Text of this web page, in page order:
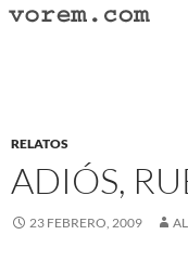
Saltar
RELATOS
ADIÓS,
23 FEBRERO, 2009